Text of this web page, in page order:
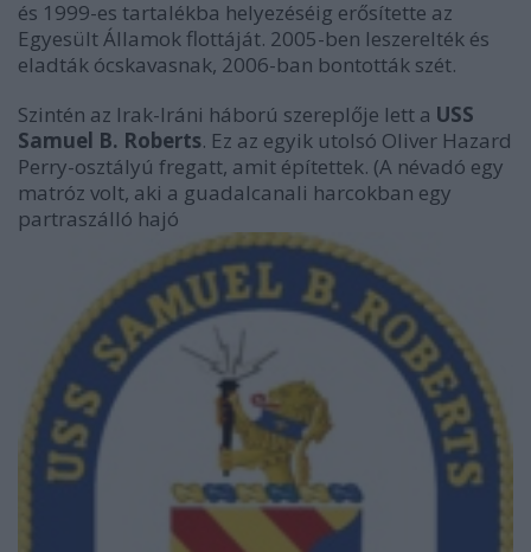
és 1999-es tartalékba helyezéséig erősítette az
Egyesült Államok flottáját. 2005-ben leszerelték és
eladták ócskavasnak, 2006-ban bontották szét.
Szintén az Irak-Iráni háború szereplője lett a USS
Samuel B. Roberts. Ez az egyik utolsó Oliver Hazard
Perry-osztályú fregatt, amit építettek. (A névadó egy
matróz volt, aki a guadalcanali harcokban egy
partraszálló hajó